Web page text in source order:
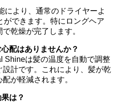
により、通常のドライヤーよ
ができます。特にロングヘア
乾燥が完了します。
配はありませんか？
Shineは髪の温度を自動で調整
計です。これにより、髪が乾
が軽減されます。
は？